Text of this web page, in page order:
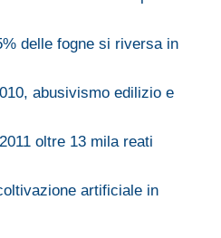
delle fogne si riversa in
abusivismo edilizio e
oltre 13 mila reati
artificiale in